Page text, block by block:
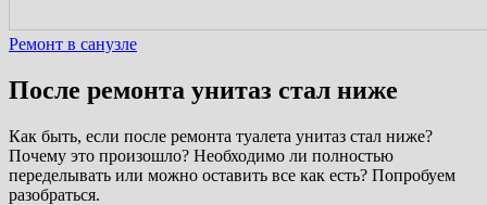
Ремонт в санузле
После ремонта унитаз стал ниже
Как быть, если после ремонта туалета унитаз стал ниже?
Почему это произошло? Необходимо ли полностью
переделывать или можно оставить все как есть? Попробуем
разобраться.